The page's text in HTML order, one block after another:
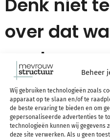
Beheer
Wij gebruiken technologieën zoals
apparaat op te slaan en/of te
de beste ervaring te bieden en om
gepersonaliseerde advertenties te
technologieën kunnen wij gegevens
deze site verwerken. Als u geen
Denk niet
over dat
gaat
Waarschijnlijk heb je er
helemaal niet gedaan),
hoe het voorkomen had